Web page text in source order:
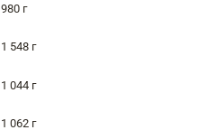
980 г
1 548 г
1 044 г
1 062 г